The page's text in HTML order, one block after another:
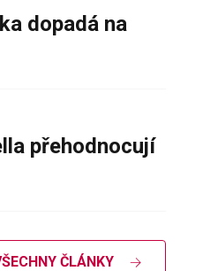
dopadá na
přehodnocují
ČLÁNKY